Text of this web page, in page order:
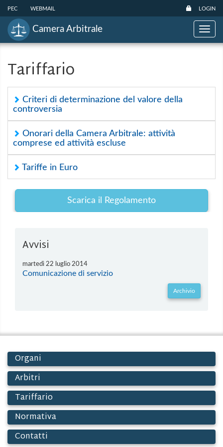
PEC WEBMAIL LOGIN
Camera Arbitrale
Tariffario
Criteri di determinazione del valore della
controversia
Onorari della Camera Arbitrale: attività
comprese ed attività escluse
Tariffe in Euro
Scarica il Regolamento
Avvisi
martedì 22 luglio 2014
Comunicazione di servizio
Archivio
Organi
Arbitri
Tariffario
Normativa
Contatti